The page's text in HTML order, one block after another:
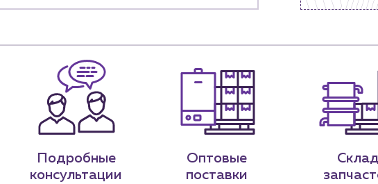
Подробные
консультации
Оптовые
поставки
Склад